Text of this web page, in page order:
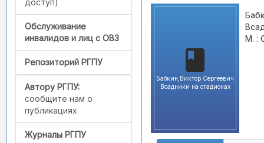
доступ)
Обслуживание
инвалидов и лиц с ОВЗ
Репозиторий РГПУ
Автору РГПУ:
сообщите нам о
публикациях
Журналы РГПУ
Бабкин,Виктор Сергеевич
Всадники на стадионах
М. :